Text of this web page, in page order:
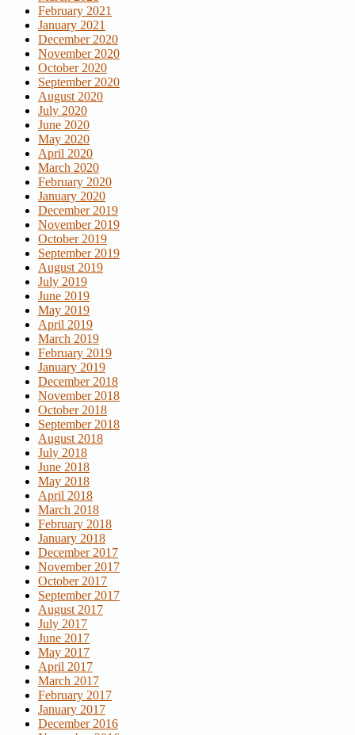
February 2021
January 2021
December 2020
November 2020
October 2020
September 2020
August 2020
July 2020
June 2020
May 2020
April 2020
March 2020
February 2020
January 2020
December 2019
November 2019
October 2019
September 2019
August 2019
July 2019
June 2019
May 2019
April 2019
March 2019
February 2019
January 2019
December 2018
November 2018
October 2018
September 2018
August 2018
July 2018
June 2018
May 2018
April 2018
March 2018
February 2018
January 2018
December 2017
November 2017
October 2017
September 2017
August 2017
July 2017
June 2017
May 2017
April 2017
March 2017
February 2017
January 2017
December 2016